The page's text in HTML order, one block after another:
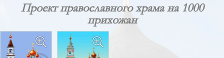
Проект православного храма на 1000
прихожан